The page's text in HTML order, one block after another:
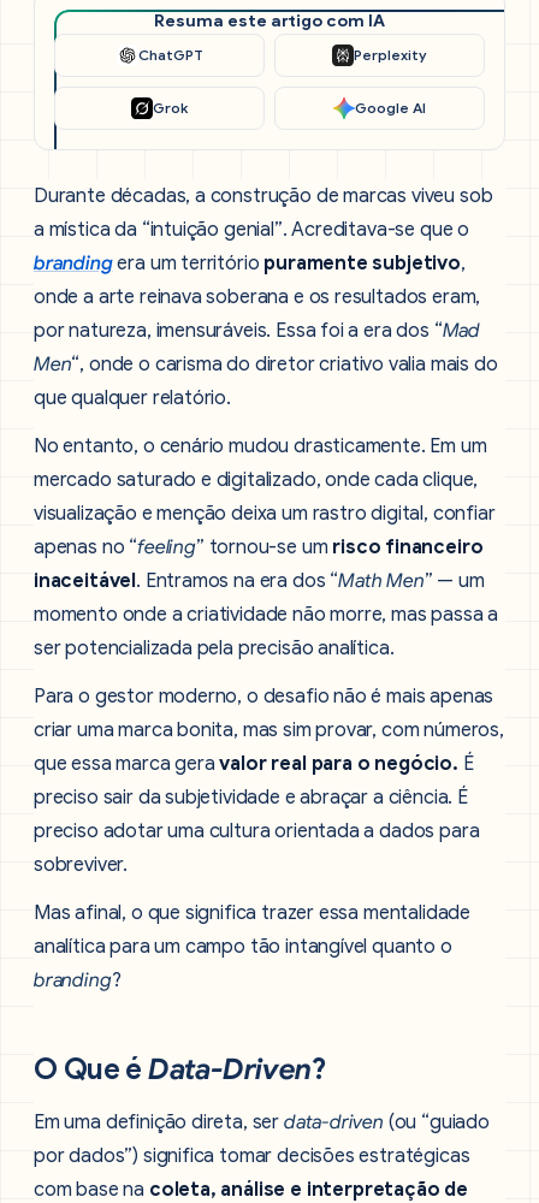
Resuma este artigo com IA
ChatGPT Perplexity
Grok Google AI
Durante décadas, a construção de marcas viveu sob
a mística da “intuição genial”. Acreditava-se que o
brandingera um território puramente subjetivo,
onde a arte reinava soberana e os resultados eram,
por natureza, imensuráveis. Essa foi a era dos “Mad
Men“, onde o carisma do diretor criativo valia mais do
que qualquer relatório.
No entanto, o cenário mudou drasticamente. Em um
mercado saturado e digitalizado, onde cada clique,
visualização e menção deixa um rastro digital, confiar
apenas no “feeling” tornou-se um risco financeiro
inaceitável. Entramos na era dos “Math Men” — um
momento onde a criatividade não morre, mas passa a
ser potencializada pela precisão analítica.
Para o gestor moderno, o desafio não é mais apenas
criar uma marca bonita, mas sim provar, com números,
que essa marca geravalor real para o negócio. É
preciso sair da subjetividade e abraçar a ciência. É
preciso adotar uma cultura orientada a dados para
sobreviver.
Mas afinal, o que significa trazer essa mentalidade
analítica para um campo tão intangível quanto o
branding?
O Que éData-Driven?
Em uma definição direta, ser data-driven (ou “guiado
por dados”) significa tomar decisões estratégicas
com base na coleta, análise e interpretação de